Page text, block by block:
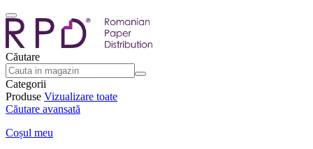
Căutare
Categorii
Produse Vizualizare toate
Căutare avansată
Coșul meu